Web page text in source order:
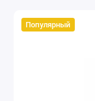
Популярный